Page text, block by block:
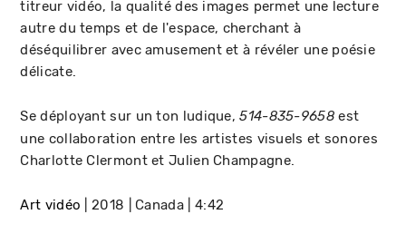
titreur vidéo, la qualité des images permet une lecture
autre du temps et de l'espace, cherchant à
déséquilibrer avec amusement et à révéler une poésie
délicate.
Se déployant sur un ton ludique,514-835-9658est
une collaboration entre les artistes visuels et sonores
Charlotte Clermont et Julien Champagne.
Art vidéo 2018 Canada 4:42